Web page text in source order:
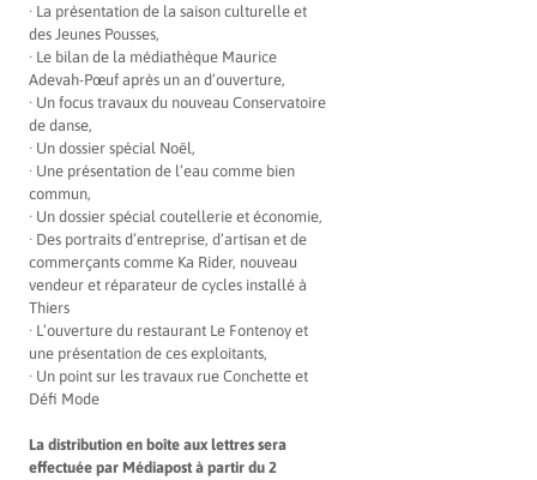
· La présentation de la saison culturelle et
des Jeunes Pousses,
· Le bilan de la médiathèque Maurice
Adevah-Pœuf après un an d’ouverture,
· Un focus travaux du nouveau Conservatoire
de danse,
· Un dossier spécial Noël,
· Une présentation de l’eau comme bien
commun,
· Un dossier spécial coutellerie et économie,
· Des portraits d’entreprise, d’artisan et de
commerçants comme Ka Rider, nouveau
vendeur et réparateur de cycles installé à
Thiers
· L’ouverture du restaurant Le Fontenoy et
une présentation de ces exploitants,
· Un point sur les travaux rue Conchette et
Défi Mode
La distribution en boîte aux lettres sera
effectuée par Médiapost à partir du 2